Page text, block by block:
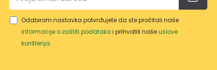
Odabirom nastavka potvrđujete da ste pročitali naše
informacije o zaštiti podataka i prihvatili našeuslove
korištenja.